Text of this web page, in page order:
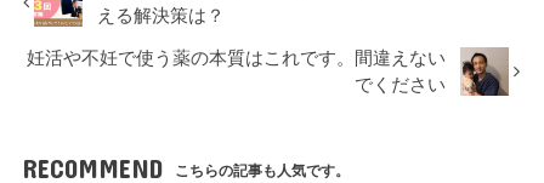
える解決策は？
妊活や不妊で使う薬の本質はこれです。間違えない
でください
RECOMMEND こちらの記事も人気です。